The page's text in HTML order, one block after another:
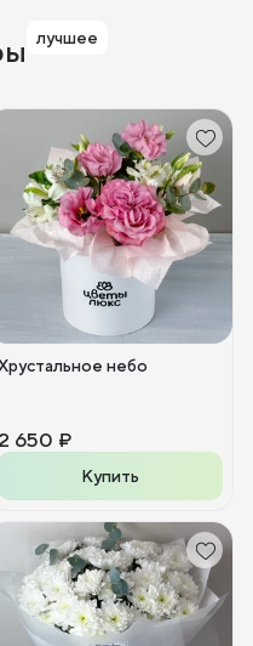
лучшее
небо
2 650 ₽
Купить